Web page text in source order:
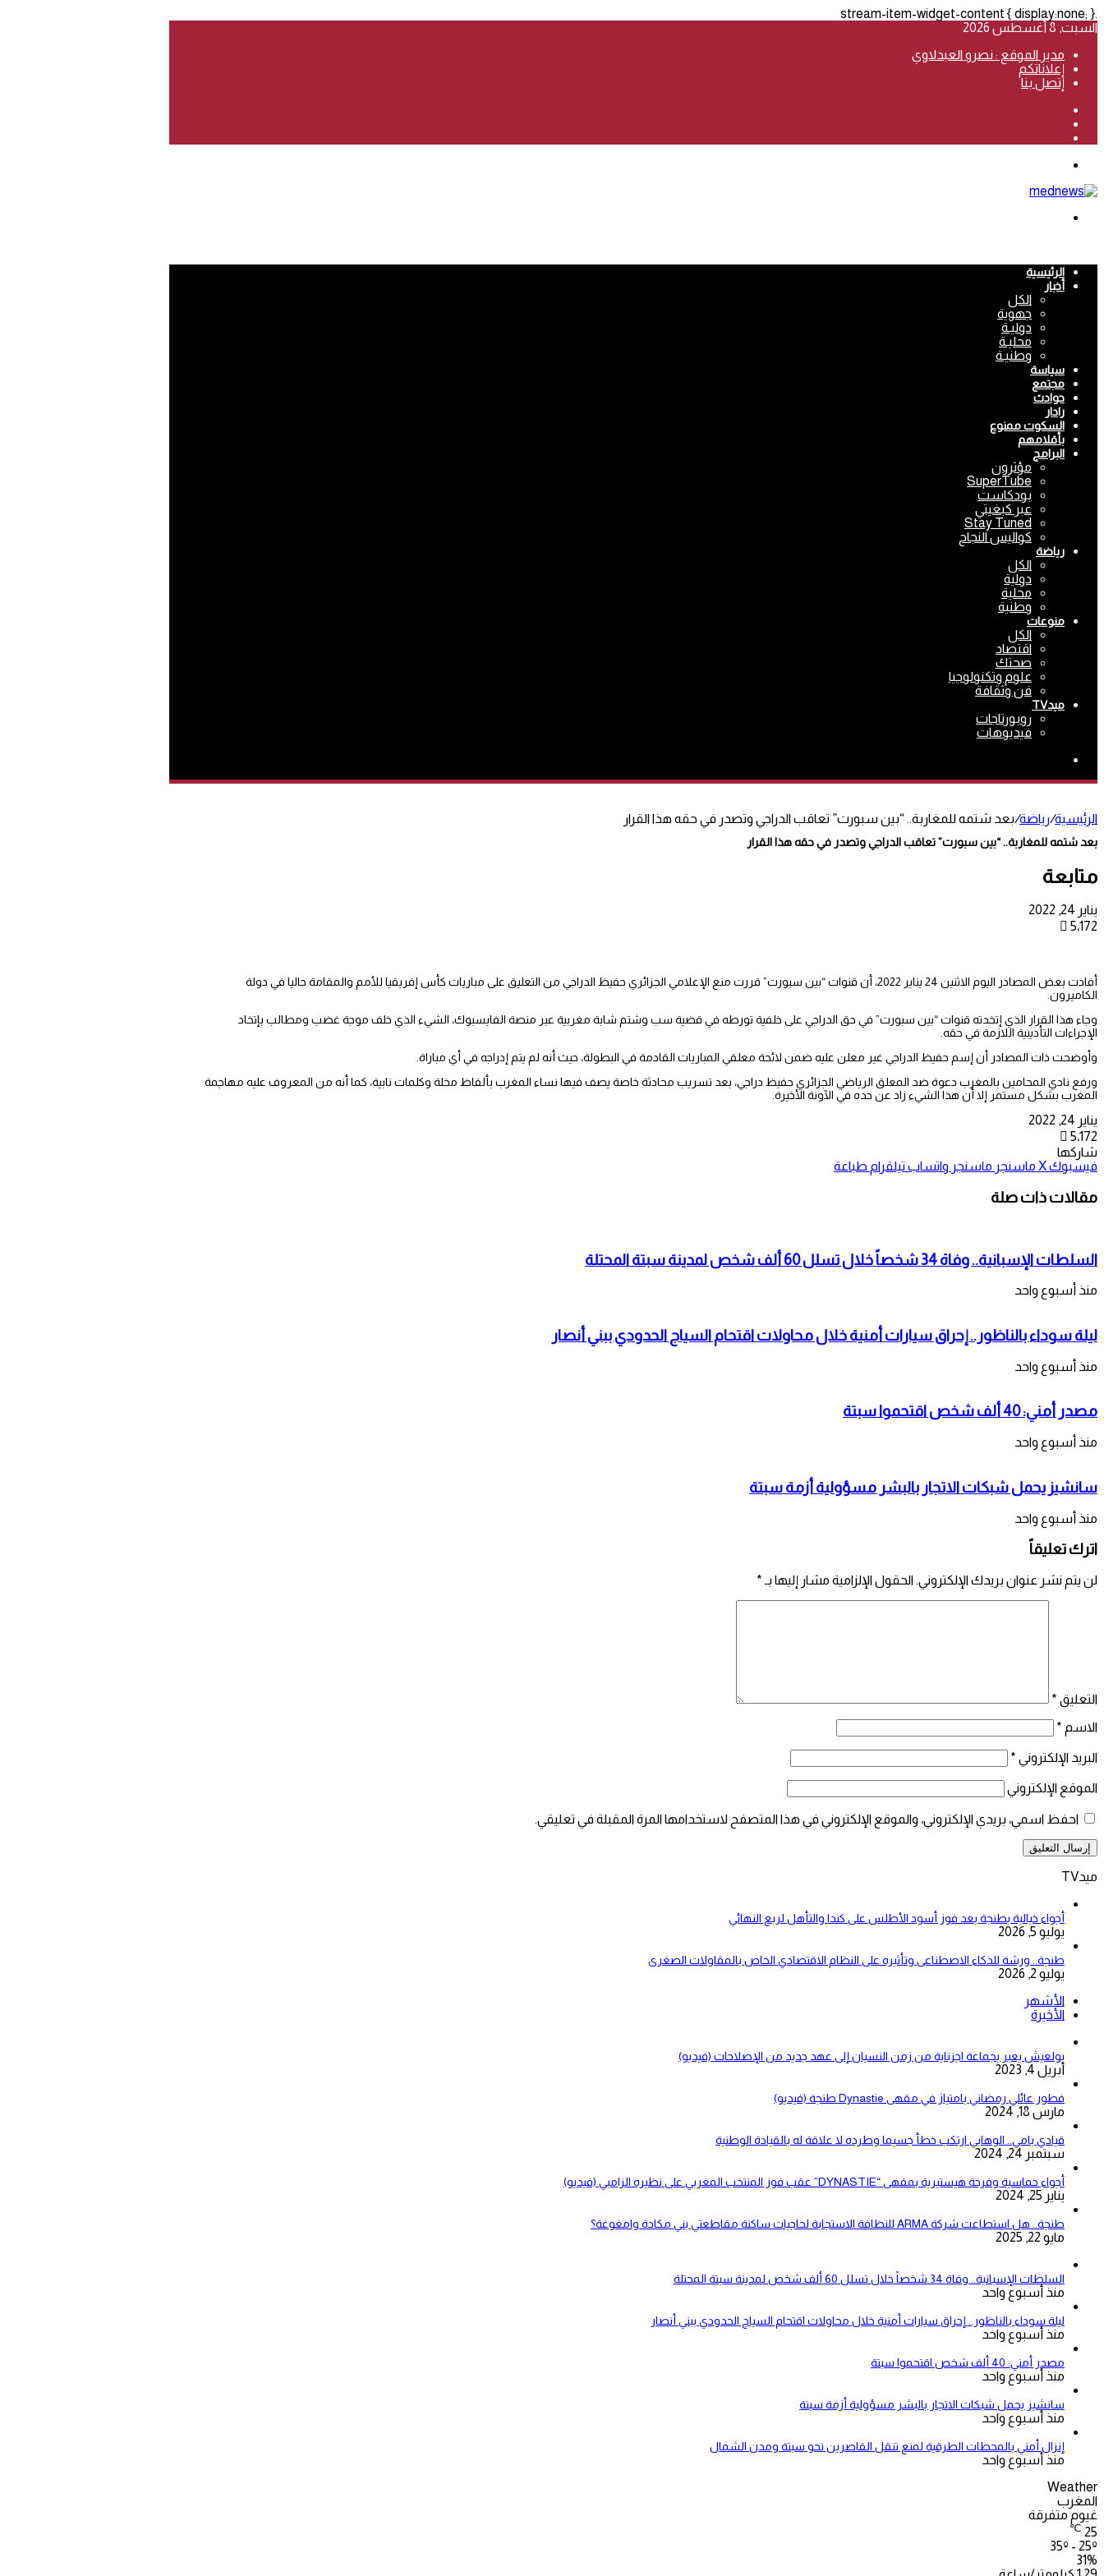
.stream-item-widget-content { display:none; }
السبت, 8 أغسطس 2026
مدير الموقع : نصرو العبدلاوي
إعلاناتكم
إتصل بنا
الرئيسية
أخبار
الكل
جهوية
دوليـة
محليـة
وطنيـة
سياسة
مجتمع
حوادث
رادار
السكوت ممنوع
بأقلامهم
البرامج
مؤثرون
SuperTube
بودكاست
عبر كبغيتي
Stay Tuned
كواليس النجاح
رياضة
الكل
دولية
محلية
وطنية
منوعات
الكل
اقتصاد
صحتك
علوم وتكنولوجيا
فن وثقافة
ميدTV
روبورتاجات
فيديوهات
الرئيسية/رياضة/بعد شتمه للمغاربة.. “بين سبورت” تعاقب الدراجي وتصدر في حقه هذا القرار
بعد شتمه للمغاربة.. “بين سبورت” تعاقب الدراجي وتصدر في حقه هذا القرار
متابعة
يناير 24, 2022
5٬172
أفادت بعض المصادر اليوم الاثنين 24 يناير 2022، أن قنوات “بين سبورت” قررت منع الإعلامي الجزائري حفيظ الدراجي من التعليق على مباريات كأس إفريقيا للأمم والمقامة حاليا في دولة
الكاميرون.
وجاء هذا القرار الذي إتخدته قنوات “بين سبورت” في حق الدراجي على خلفية تورطه في قضية سب وشتم شابة مغربية عبر منصة الفايسبوك، الشيء الذي خلف موجة غضب ومطالب بإتخاد
الإجراءات التأديبية اللازمة في حقه.
وأوضحت ذات المصادر أن إسم حفيظ الدراجي غير معلن عليه ضمن لائحة معلقي المباريات القادمة في البطولة، حيث أنه لم يتم إدراجه في أي مباراة.
ورفع نادي المحامين بالمغرب دعوة ضد المعلق الرياضي الجزائري حفيظ دراجي، بعد تسريب محادثة خاصة يصف فيها نساء المغرب بألفاظ مخلة وكلمات نابية، كما أنه من المعروف عليه مهاجمة
المغرب بشكل مستمر إلا أن هذا الشيء زاد عن حده في الآونة الأخيرة.
يناير 24, 2022
5٬172
شاركها
فيسبوك‫X ماسنجر ماسنجر واتساب تيلقرام طباعة
مقالات ذات صلة
السلطات الإسبانية.. وفاة 34 شخصاً خلال تسلل 60 ألف شخص لمدينة سبتة المحتلة
منذ أسبوع واحد
ليلة سوداء بالناظور.. إحراق سيارات أمنية خلال محاولات اقتحام السياج الحدودي ببني أنصار
منذ أسبوع واحد
مصدر أمني: 40 ألف شخص اقتحموا سبتة
منذ أسبوع واحد
سانشيز يحمل شبكات الاتجار بالبشر مسؤولية أزمة سبتة
منذ أسبوع واحد
اترك تعليقاً
لن يتم نشر عنوان بريدك الإلكتروني. الحقول الإلزامية مشار إليها بـ *
التعليق *
الاسم *
البريد الإلكتروني *
الموقع الإلكتروني
احفظ اسمي، بريدي الإلكتروني، والموقع الإلكتروني في هذا المتصفح لاستخدامها المرة المقبلة في تعليقي.
ميدTV
أجواء خيالية بطنجة بعد فوز أسود الأطلس على كندا والتأهل لربع النهائي
يوليو 5, 2026
طنجة.. ورشة للذكاء الاصطناعى وتأثيره على النظام الاقتصادي الخاص بالمقاولات الصغرى
يوليو 2, 2026
الأشهر
الأخيرة
بولعيش يعبر بجماعة اجزناية من زمن النسيان إلى عهد جديد من الإصلاحات (فيديو)
أبريل 4, 2023
فطور عائلي رمضاني بامتياز في مقهى Dynastie طنجة (فيديو)
مارس 18, 2024
قيادي بامي.. الوهابي ارتكب خطأ جسيما وطرده لا علاقة له بالقيادة الوطنية
سبتمبر 24, 2024
أجواء حماسية وفرحة هيستيرية بمقهى “DYNASTIE” عقب فوز المنتخب المغربي على نظيره الزامبي (فيديو)
يناير 25, 2024
طنجة.. هل استطاعت شركة ARMA للنظافة الاستجابة لحاجيات ساكنة مقاطعتي بني مكادة وامغوغة؟
مايو 22, 2025
السلطات الإسبانية.. وفاة 34 شخصاً خلال تسلل 60 ألف شخص لمدينة سبتة المحتلة
منذ أسبوع واحد
ليلة سوداء بالناظور.. إحراق سيارات أمنية خلال محاولات اقتحام السياج الحدودي ببني أنصار
منذ أسبوع واحد
مصدر أمني: 40 ألف شخص اقتحموا سبتة
منذ أسبوع واحد
سانشيز يحمل شبكات الاتجار بالبشر مسؤولية أزمة سبتة
منذ أسبوع واحد
إنزال أمني بالمحطات الطرقية لمنع تنقل القاصرين نحو سبتة ومدن الشمال
منذ أسبوع واحد
Weather
المغرب
غيوم متفرقة
25
℃
35º - 25º
31%